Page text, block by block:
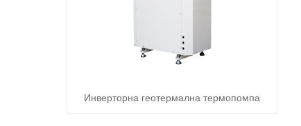
Инверторна геотермална термопомпа